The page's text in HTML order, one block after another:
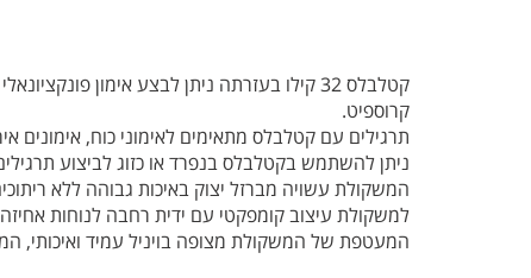
קטלבלס 32 קילו בעזרתה ניתן לבצע אימון
קרוספיט.
תרגילים עם קטלבלס מתאימים לאימוני כוח, אימונים
ניתן להשתמש בקטלבלס בנפרד או כזוג לביצוע
המשקולת עשויה מברזל יצוק באיכות גבוהה ללא
למשקולת עיצוב קומפקטי עם ידית רחבה לנוחות
המעטפת של המשקולת מצופה בויניל עמיד ואיכותי,